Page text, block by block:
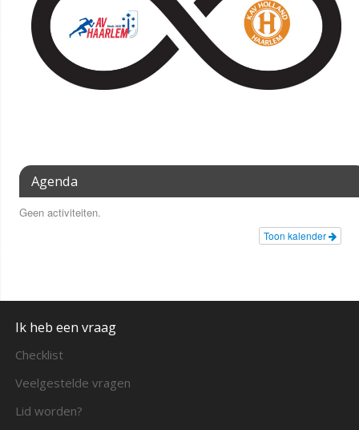
Agenda
Geen activiteiten.
Toon kalender
Ik heb een vraag
Checklist
Veelgestelde vragen
Lid worden?